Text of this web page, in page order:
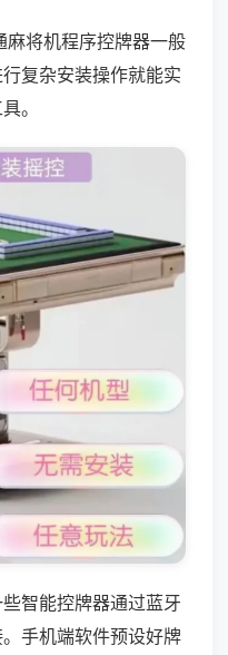
麻将机程序控牌器一般
复杂安装操作就能实
。
智能控牌器通过蓝牙
手机端软件预设好牌